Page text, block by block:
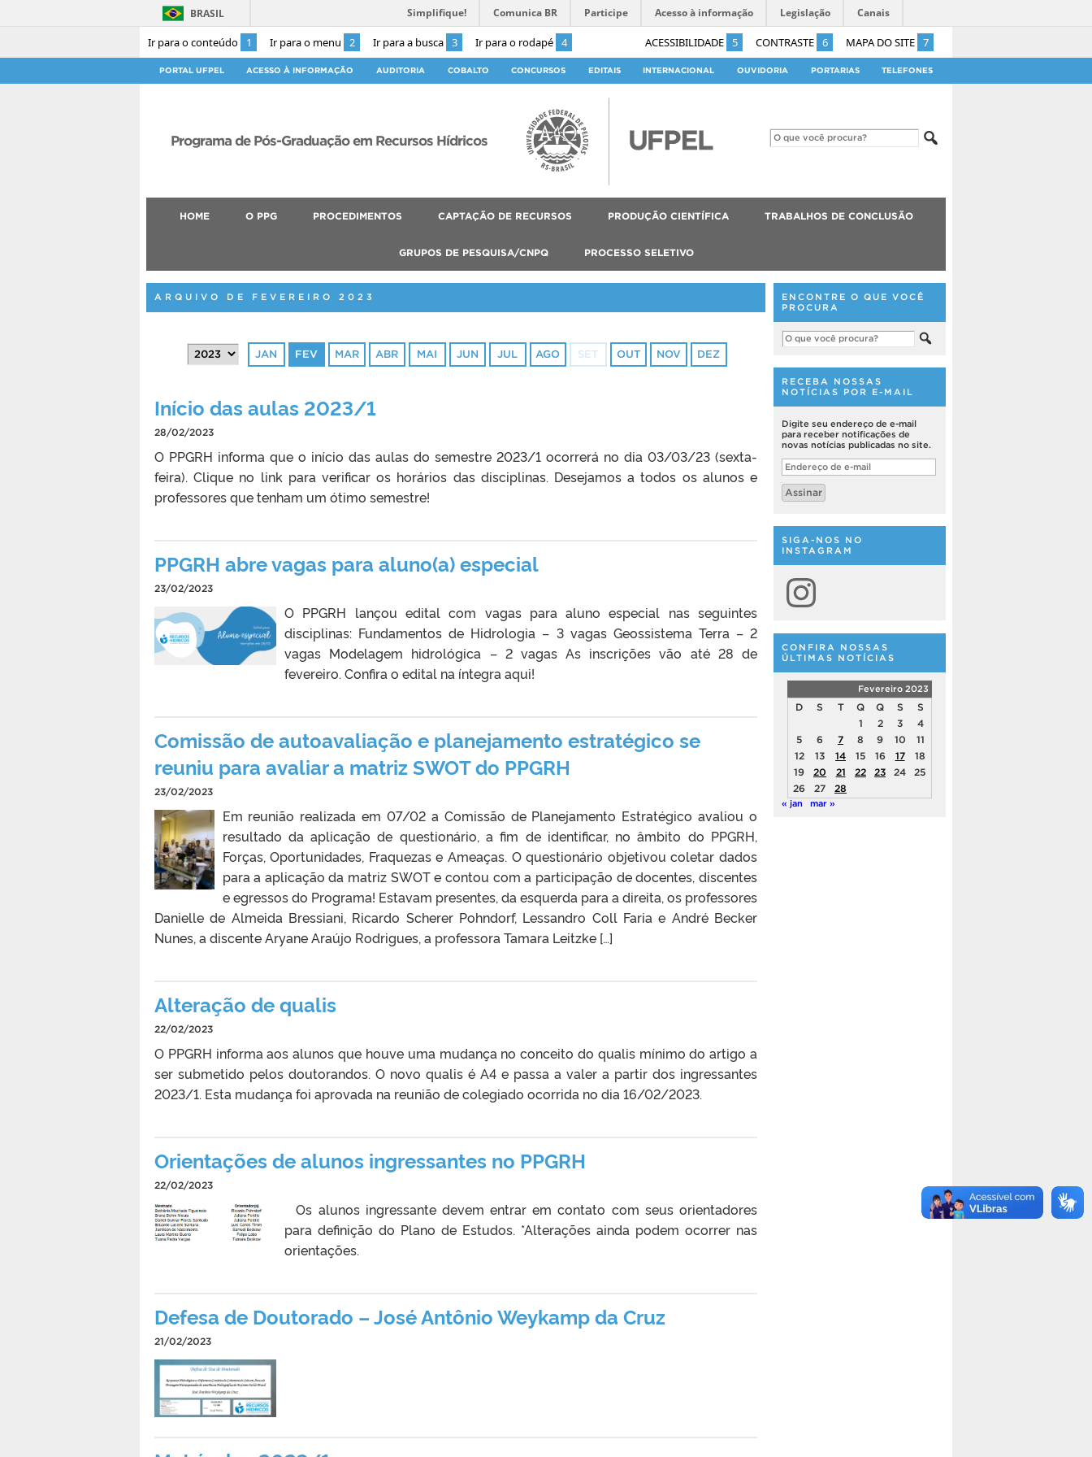
Ir para o conteúdo 1 Ir para o menu 2 Ir para a busca 3 Ir para o rodapé 4 ACESSIBILIDADE 5 CONTRASTE 6 MAPA DO SITE 7
BRASIL Simplifique! Comunica BR Participe Acesso à informação Legislação Canais
PORTAL UFPEL ACESSO À INFORMAÇÃO AUDITORIA COBALTO CONCURSOS EDITAIS INTERNACIONAL OUVIDORIA PORTARIAS TELEFONES
Programa de Pós-Graduação em Recursos Hídricos
HOME O PPG PROCEDIMENTOS CAPTAÇÃO DE RECURSOS PRODUÇÃO CIENTÍFICA TRABALHOS DE CONCLUSÃO
GRUPOS DE PESQUISA/CNPQ PROCESSO SELETIVO
ARQUIVO DE FEVEREIRO 2023
JAN FEV MAR ABR MAI JUN JUL AGO SET OUT NOV DEZ
Início das aulas 2023/1
28/02/2023
O PPGRH informa que o início das aulas do semestre 2023/1 ocorrerá no dia 03/03/23 (sexta-
feira). Clique no link para verificar os horários das disciplinas. Desejamos a todos os alunos e
professores que tenham um ótimo semestre!
PPGRH abre vagas para aluno(a) especial
23/02/2023
O PPGRH lançou edital com vagas para aluno especial nas seguintes
disciplinas: Fundamentos de Hidrologia – 3 vagas Geossistema Terra – 2
vagas Modelagem hidrológica – 2 vagas As inscrições vão até 28 de
fevereiro. Confira o edital na íntegra aqui!
Comissão de autoavaliação e planejamento estratégico se
reuniu para avaliar a matriz SWOT do PPGRH
23/02/2023
Em reunião realizada em 07/02 a Comissão de Planejamento Estratégico avaliou o
resultado da aplicação de questionário, a fim de identificar, no âmbito do PPGRH,
Forças, Oportunidades, Fraquezas e Ameaças. O questionário objetivou coletar dados
para a aplicação da matriz SWOT e contou com a participação de docentes, discentes
e egressos do Programa! Estavam presentes, da esquerda para a direita, os professores
Danielle de Almeida Bressiani, Ricardo Scherer Pohndorf, Lessandro Coll Faria e André Becker
Nunes, a discente Aryane Araújo Rodrigues, a professora Tamara Leitzke […]
Alteração de qualis
22/02/2023
O PPGRH informa aos alunos que houve uma mudança no conceito do qualis mínimo do artigo a
ser submetido pelos doutorandos. O novo qualis é A4 e passa a valer a partir dos ingressantes
2023/1. Esta mudança foi aprovada na reunião de colegiado ocorrida no dia 16/02/2023.
Orientações de alunos ingressantes no PPGRH
22/02/2023
Os alunos ingressante devem entrar em contato com seus orientadores
para definição do Plano de Estudos. *Alterações ainda podem ocorrer nas
orientações.
Defesa de Doutorado – José Antônio Weykamp da Cruz
21/02/2023
ENCONTRE O QUE VOCÊ
PROCURA
RECEBA NOSSAS
NOTÍCIAS POR E-MAIL
Digite seu endereço de e-mail
para receber notificações de
novas notícias publicadas no site.
Endereço
de
e-
mail
Assinar
SIGA-NOS NO
INSTAGRAM
Instagram
CONFIRA NOSSAS
ÚLTIMAS NOTÍCIAS
Fevereiro 2023
D S T Q Q S
S
1
2 3
4
5
6 7 8 9 10
11
12
13 14 15 16 17
18
19
20 21 22 23 24
25
26
27 28
« jan mar »